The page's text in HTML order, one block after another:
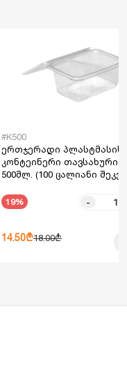
#K500
ერთჯერადი პლასტმასის
კონტეინერი თავსახურით
500მლ. (100 ცალიანი
19% -
14.50₾18.00₾